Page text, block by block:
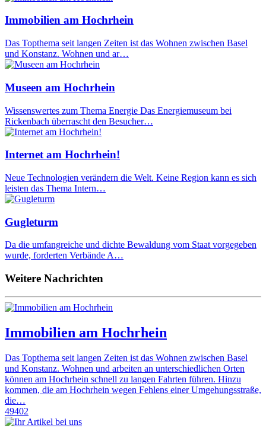
Immobilien am Hochrhein
Das Topthema seit langen Zeiten ist das Wohnen zwischen Basel
und Konstanz. Wohnen und ar…
Museen am Hochrhein
Wissenswertes zum Thema Energie Das Energiemuseum bei
Rickenbach überrascht den Besucher…
Internet am Hochrhein!
Neue Technologien verändern die Welt. Keine Region kann es sich
leisten das Thema Intern…
Gugleturm
Da die umfangreiche und dichte Bewaldung vom Staat vorgegeben
wurde, forderten Verbände A…
Weitere Nachrichten
Immobilien am Hochrhein
Das Topthema seit langen Zeiten ist das Wohnen zwischen Basel
und Konstanz. Wohnen und arbeiten an unterschiedlichen Orten
können am Hochrhein schnell zu langen Fahrten führen. Hinzu
kommen, die am Hochrhein wegen Fehlens einer Umgehungsstraße,
die…
49402